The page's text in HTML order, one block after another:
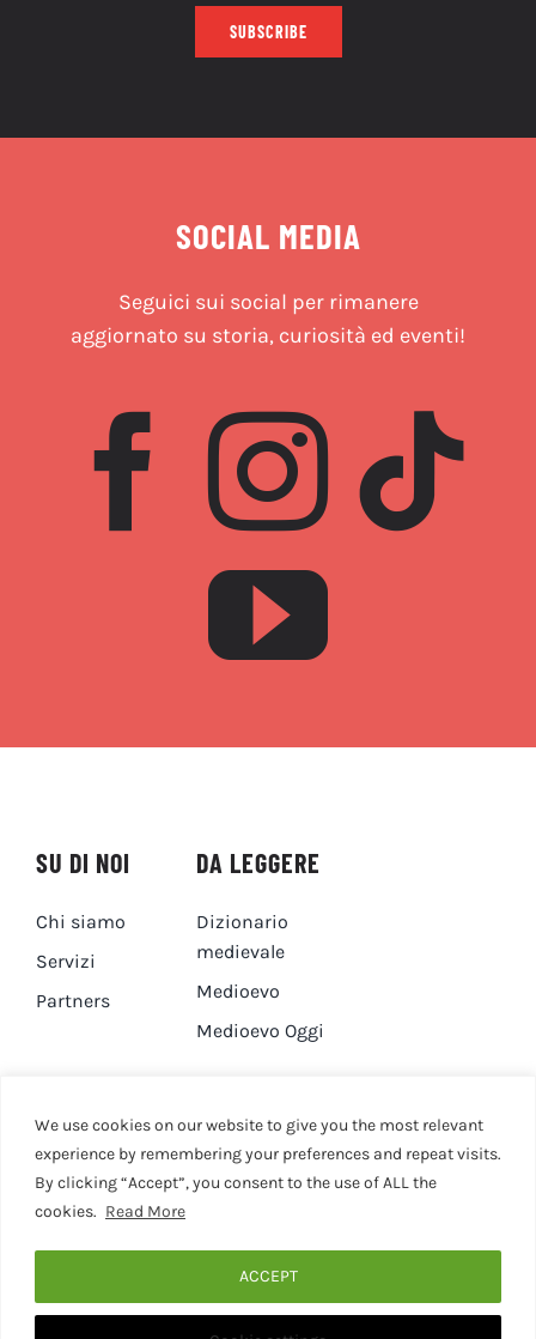
We use cookies on our website to give you the most relevant
experience by remembering your preferences and repeat visits.
By clicking “Accept”, you consent to the use of ALL the
cookies. Read More
ACCEPT
SUBSCRIBE
SOCIAL MEDIA
Seguici sui social per rimanere
aggiornato su storia, curiosità ed eventi!
SU DI NOI
Chi siamo
Servizi
Partners
DA LEGGERE
Dizionario
medievale
Medioevo
Medioevo Oggi
DA GUARDARE
Canale YouTube
CONTATTI
Contatti